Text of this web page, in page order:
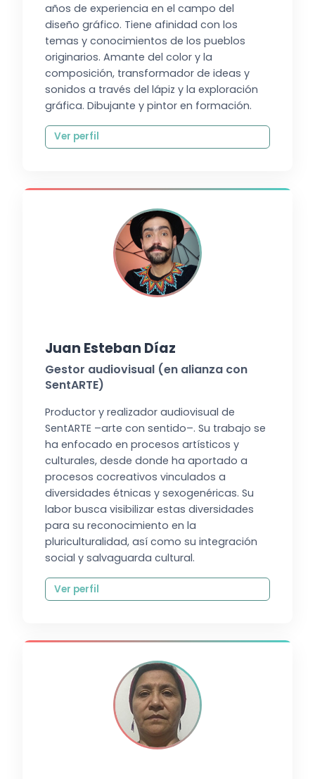
años de experiencia en el campo del
diseño gráfico. Tiene afinidad con los
temas y conocimientos de los pueblos
originarios. Amante del color y la
composición, transformador de ideas y
sonidos a través del lápiz y la exploración
gráfica. Dibujante y pintor en formación.
Ver perfil
Juan Esteban Díaz
Gestor audiovisual (en alianza con
SentARTE)
Productor y realizador audiovisual de
SentARTE –arte con sentido–. Su trabajo se
ha enfocado en procesos artísticos y
culturales, desde donde ha aportado a
procesos cocreativos vinculados a
diversidades étnicas y sexogenéricas. Su
labor busca visibilizar estas diversidades
para su reconocimiento en la
pluriculturalidad, así como su integración
social y salvaguarda cultural.
Ver perfil